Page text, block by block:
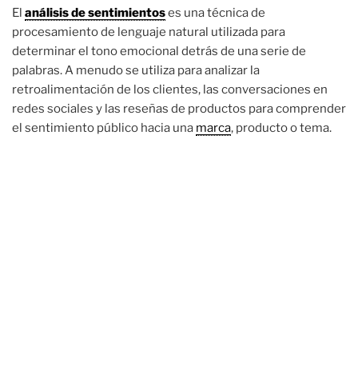
El análisis de sentimientoses una técnica de
procesamiento de lenguaje natural utilizada para
determinar el tono emocional detrás de una serie de
palabras. A menudo se utiliza para analizar la
retroalimentación de los clientes, las conversaciones en
redes sociales y las reseñas de productos para comprender
el sentimiento público hacia una marca, producto o tema.